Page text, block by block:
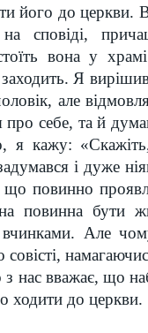
його до церкви.
сповіді,
вона у
Я
але
себе, та й
я кажу:
і дуже
повинно
повинна бути
Але
нас вважає, що
ходити до церкви.